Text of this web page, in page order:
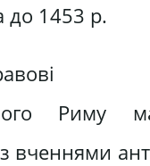
до 1453 р.
Риму
вченнями